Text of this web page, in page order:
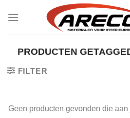
naar
PRODUCTEN
FILTER
Geen producten gevonden die